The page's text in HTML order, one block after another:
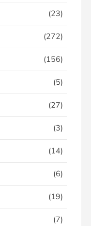
(23)
(272)
(156)
(5)
(27)
(3)
(14)
(6)
(19)
(7)